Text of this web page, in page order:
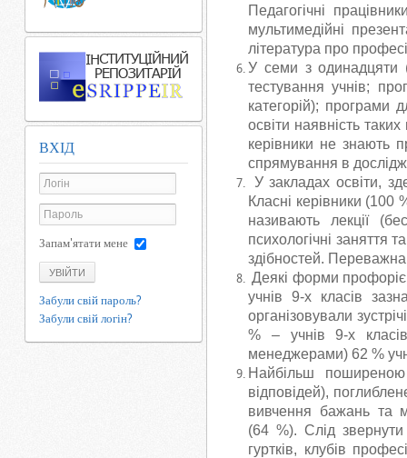
Педагогічні
мультимедійні
література про
У семи з одинадцяти
тестування учнів;
категорій); програми
освіти наявність
керівники не знають
спрямування в
У закладах освіти,
Класні керівники
називають лекції
психологічні заняття
здібностей. Переважна
Деякі форми
учнів 9-х класів
організовували
% – учнів 9-х
менеджерами) 62 %
Найбільш поширеною
відповідей),
вивчення бажань та
(64 %). Слід
гуртків, клубів
ВХІД
Запам'ятати мене
УВІЙТИ
Забули свій пароль?
Забули свій логін?